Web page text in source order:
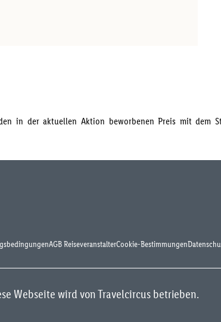
in der aktuellen Aktion beworbenen Preis mit dem
AGB ReiseveranstalterCookie-Bestimmungen
Webseite wird von Travelcircus betrieben.